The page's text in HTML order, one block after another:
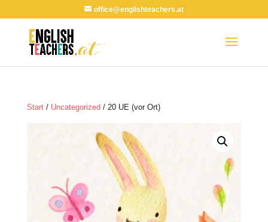
office@englishteachers.at
Start/ Uncategorized / 20 UE (vor Ort)